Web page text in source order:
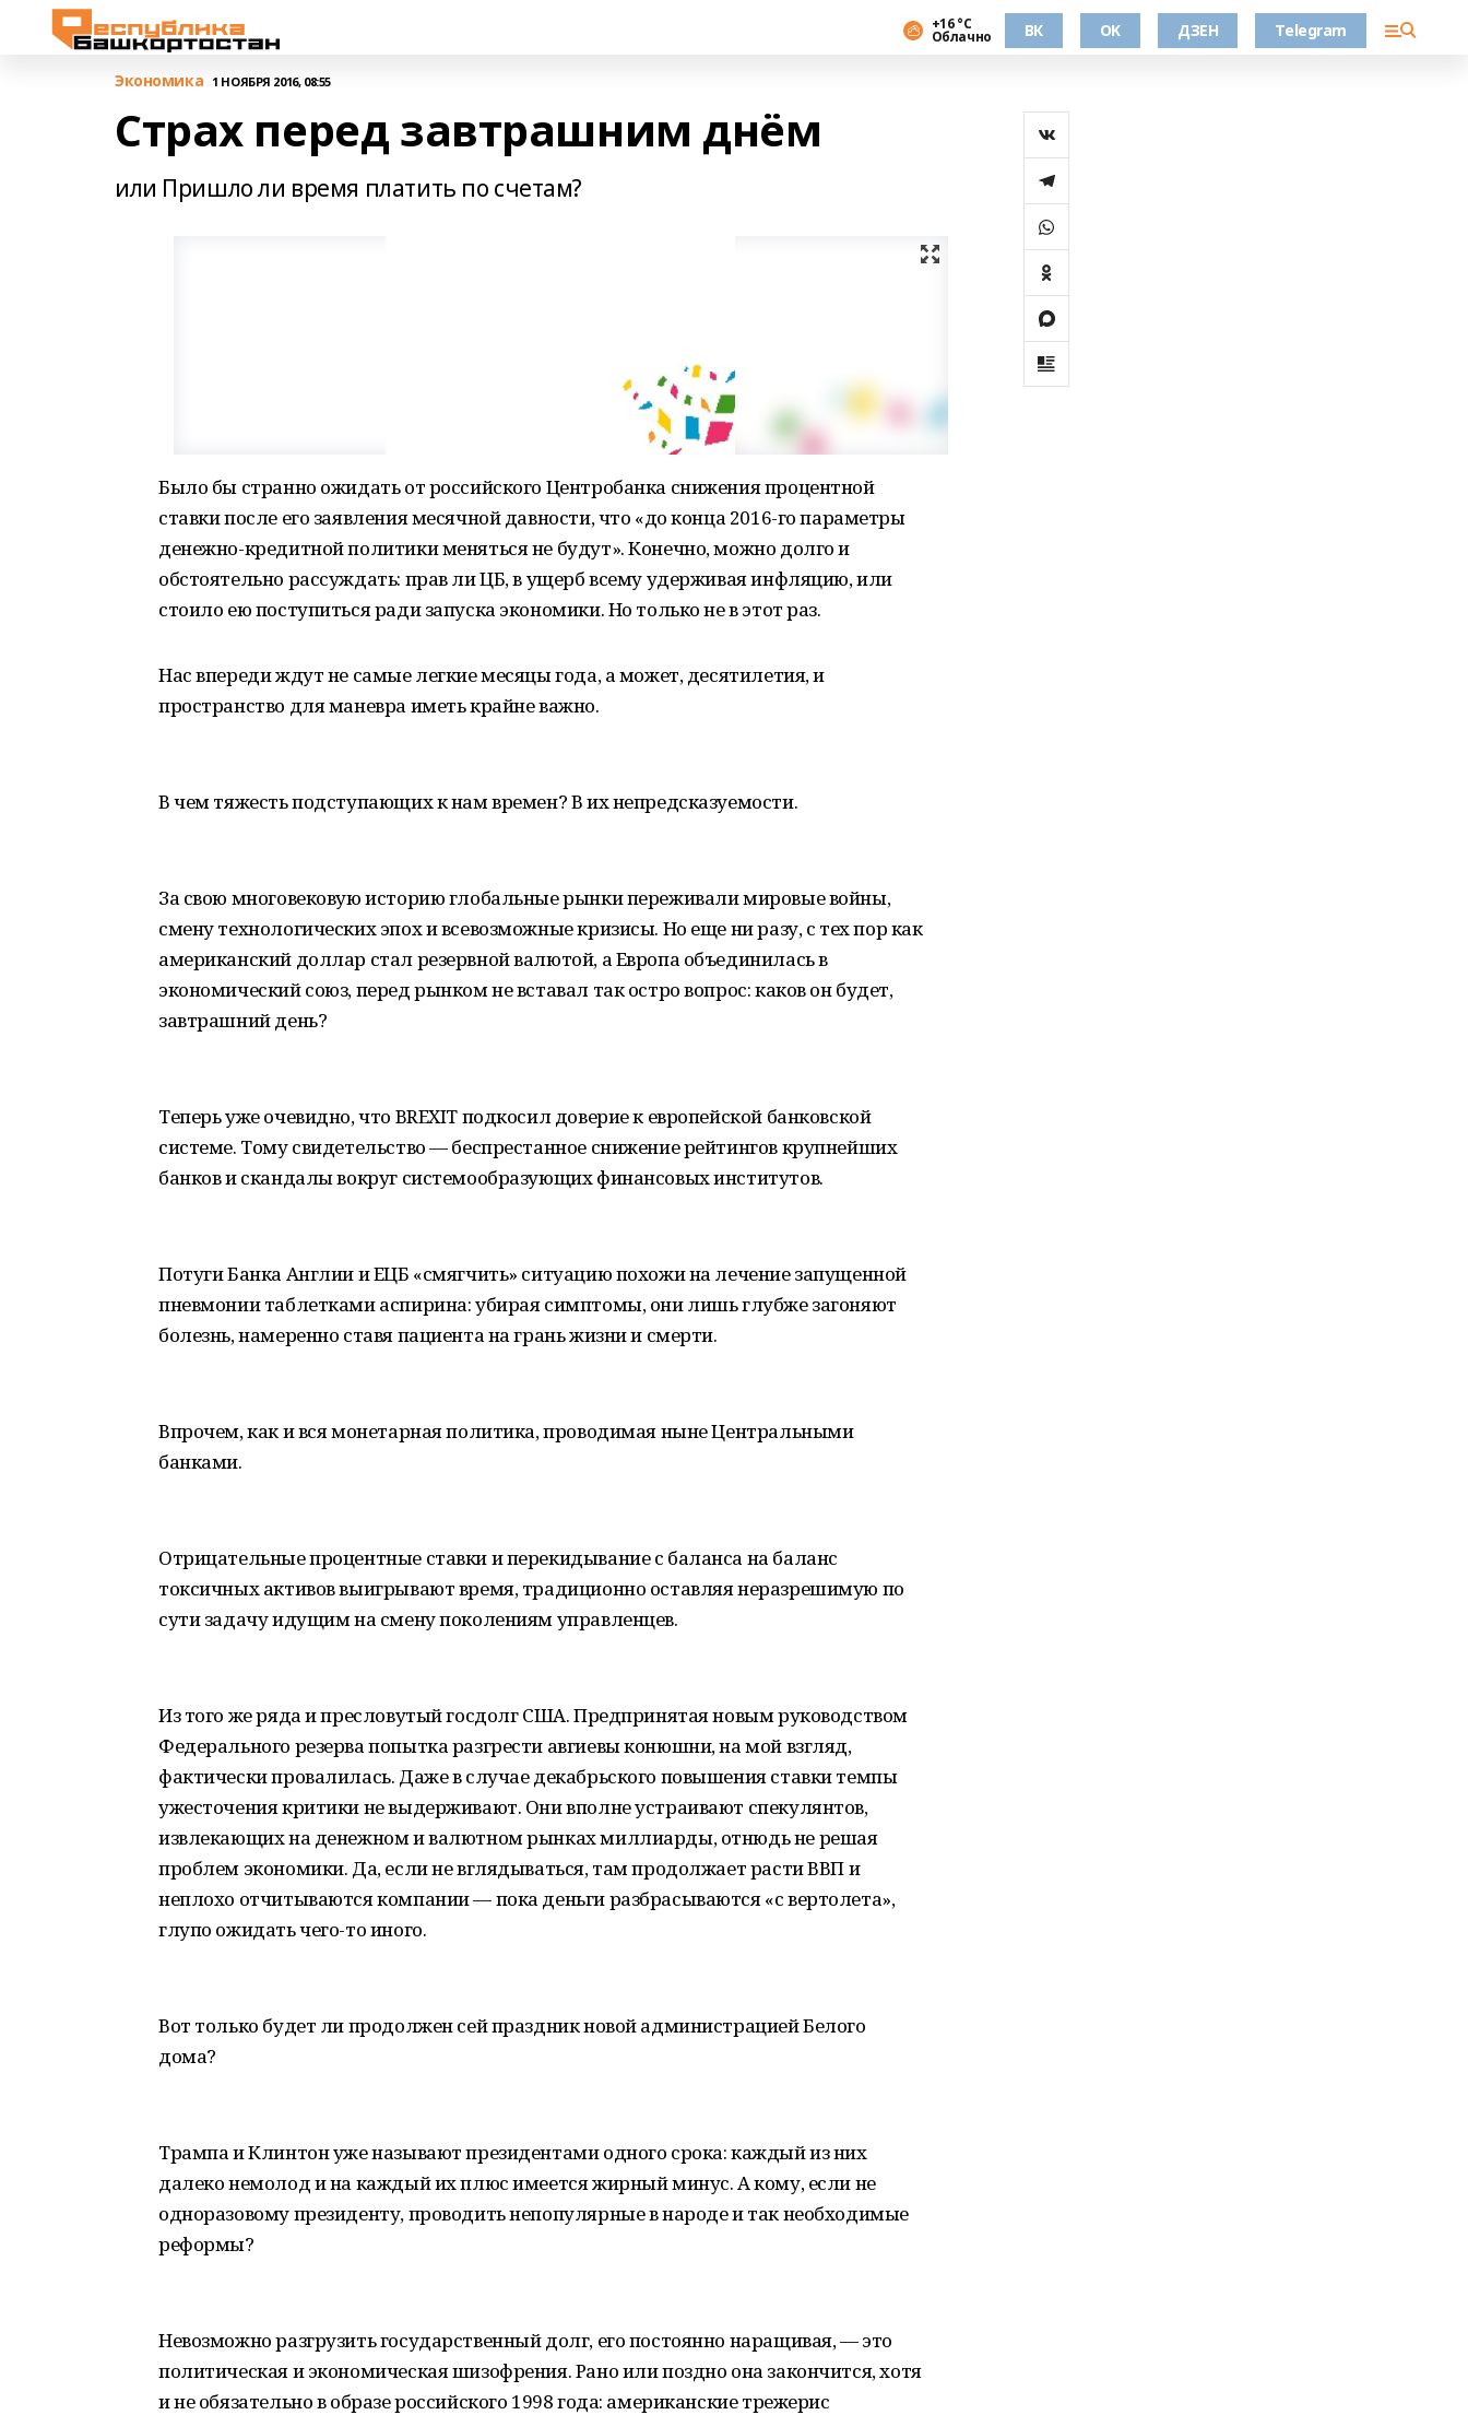
+16 °С
Облачно ВК OK ДЗЕН Telegram
Экономика 1 НОЯБРЯ 2016, 08:55
Страх перед завтрашним днём
или Пришло ли время платить по счетам?
Было бы странно ожидать от российского Центробанка снижения процентной
ставки после его заявления месячной давности, что «до конца 2016-го параметры
денежно-кредитной политики меняться не будут». Конечно, можно долго и
обстоятельно рассуждать: прав ли ЦБ, в ущерб всему удерживая инфляцию, или
стоило ею поступиться ради запуска экономики. Но только не в этот раз.
Нас впереди ждут не самые легкие месяцы года, а может, десятилетия, и
пространство для маневра иметь крайне важно.
В чем тяжесть подступающих к нам времен? В их непредсказуемости.
За свою многовековую историю глобальные рынки переживали мировые войны,
смену технологических эпох и всевозможные кризисы. Но еще ни разу, с тех пор как
американский доллар стал резервной валютой, а Европа объединилась в
экономический союз, перед рынком не вставал так остро вопрос: каков он будет,
завтрашний день?
Теперь уже очевидно, что BREXIT подкосил доверие к европейской банковской
системе. Тому свидетельство — беспрестанное снижение рейтингов крупнейших
банков и скандалы вокруг системообразующих финансовых институтов.
Потуги Банка Англии и ЕЦБ «смягчить» ситуацию похожи на лечение запущенной
пневмонии таблетками аспирина: убирая симптомы, они лишь глубже загоняют
болезнь, намеренно ставя пациента на грань жизни и смерти.
Впрочем, как и вся монетарная политика, проводимая ныне Центральными
банками.
Отрицательные процентные ставки и перекидывание с баланса на баланс
токсичных активов выигрывают время, традиционно оставляя неразрешимую по
сути задачу идущим на смену поколениям управленцев.
Из того же ряда и пресловутый госдолг США. Предпринятая новым руководством
Федерального резерва попытка разгрести авгиевы конюшни, на мой взгляд,
фактически провалилась. Даже в случае декабрьского повышения ставки темпы
ужесточения критики не выдерживают. Они вполне устраивают спекулянтов,
извлекающих на денежном и валютном рынках миллиарды, отнюдь не решая
проблем экономики. Да, если не вглядываться, там продолжает расти ВВП и
неплохо отчитываются компании — пока деньги разбрасываются «с вертолета»,
глупо ожидать чего-то иного.
Вот только будет ли продолжен сей праздник новой администрацией Белого
дома?
Трампа и Клинтон уже называют президентами одного срока: каждый из них
далеко немолод и на каждый их плюс имеется жирный минус. А кому, если не
одноразовому президенту, проводить непопулярные в народе и так необходимые
реформы?
Невозможно разгрузить государственный долг, его постоянно наращивая, — это
политическая и экономическая шизофрения. Рано или поздно она закончится, хотя
и не обязательно в образе российского 1998 года: американские трежерис